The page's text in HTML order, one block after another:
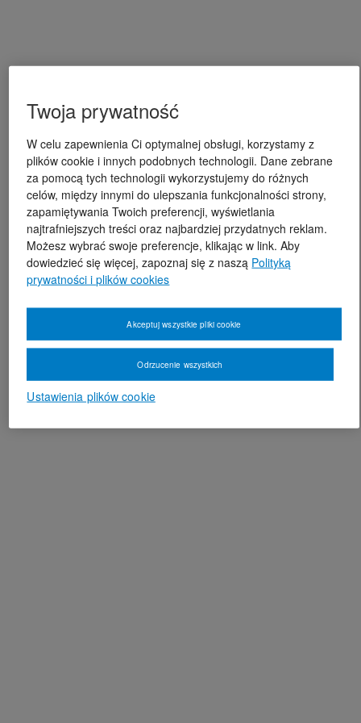
Twoja prywatność
W celu zapewnienia Ci optymalnej obsługi, korzystamy z
plików cookie i innych podobnych technologii. Dane zebrane
za pomocą tych technologii wykorzystujemy do różnych
celów, między innymi do ulepszania funkcjonalności strony,
zapamiętywania Twoich preferencji, wyświetlania
najtrafniejszych treści oraz najbardziej przydatnych reklam.
Możesz wybrać swoje preferencje, klikając w link. Aby
dowiedzieć się więcej, zapoznaj się z naszą Polityką
prywatności i plików cookies
Ustawienia plików cookie
Odrzucenie wszystkich
Akceptuj wszystkie pliki cookie